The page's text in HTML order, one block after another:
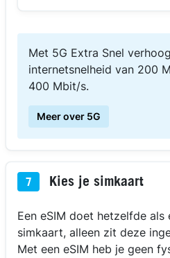
Met 5G Extra Snel
internetsnelheid van 200
400 Mbit/s.
Meer over 5G
7 Kies je simkaart
Een eSIM doet hetzelfde als
simkaart, alleen zit deze
Met een eSIM heb je geen